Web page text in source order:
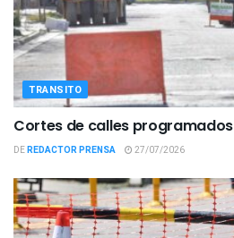
TRANSITO
Cortes de calles programados
DEREDACTOR PRENSA 27/07/2026